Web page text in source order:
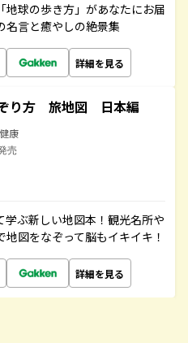
球の歩き方」があなたにお届
名言と癒やしの絶景集
詳細を見る
り方 旅地図 日本編
康
売
学ぶ新しい地図本！観光名所や
図をなぞって脳もイキイキ！
詳細を見る